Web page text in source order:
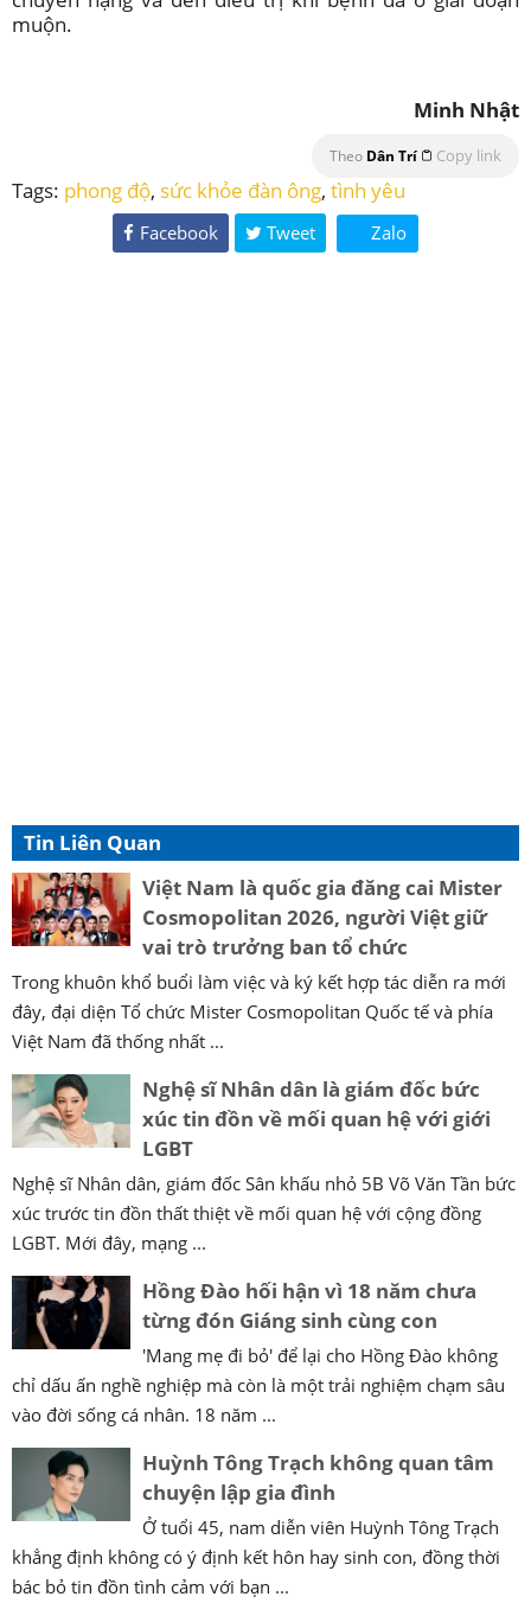
muộn.
Minh Nhật
Theo Dân Trí Copy link
Tags: phong độ, sức khỏe đàn ông, tình yêu
Facebook Tweet Zalo
Tin Liên Quan
Việt Nam là quốc gia đăng cai Mister
Cosmopolitan 2026, người Việt giữ
vai trò trưởng ban tổ chức
Trong khuôn khổ buổi làm việc và ký kết hợp tác diễn ra mới
đây, đại diện Tổ chức Mister Cosmopolitan Quốc tế và phía
Việt Nam đã thống nhất ...
Nghệ sĩ Nhân dân là giám đốc bức
xúc tin đồn về mối quan hệ với giới
LGBT
Nghệ sĩ Nhân dân, giám đốc Sân khấu nhỏ 5B Võ Văn Tần bức
xúc trước tin đồn thất thiệt về mối quan hệ với cộng đồng
LGBT. Mới đây, mạng ...
Hồng Đào hối hận vì 18 năm chưa
từng đón Giáng sinh cùng con
'Mang mẹ đi bỏ' để lại cho Hồng Đào không
chỉ dấu ấn nghề nghiệp mà còn là một trải nghiệm chạm sâu
vào đời sống cá nhân. 18 năm ...
Huỳnh Tông Trạch không quan tâm
chuyện lập gia đình
Ở tuổi 45, nam diễn viên Huỳnh Tông Trạch
khẳng định không có ý định kết hôn hay sinh con, đồng thời
bác bỏ tin đồn tình cảm với bạn ...